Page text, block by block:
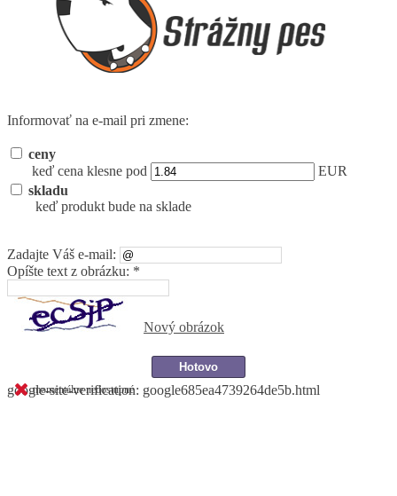
momentálne nedostupné
Informovať na e-mail pri zmene:
ceny
keď cena klesne pod
EUR
skladu
keď produkt bude na sklade
Zadajte Váš e-mail:
Opíšte text z obrázku: *
Nový obrázok
google-site-verification: google685ea4739264de5b.html